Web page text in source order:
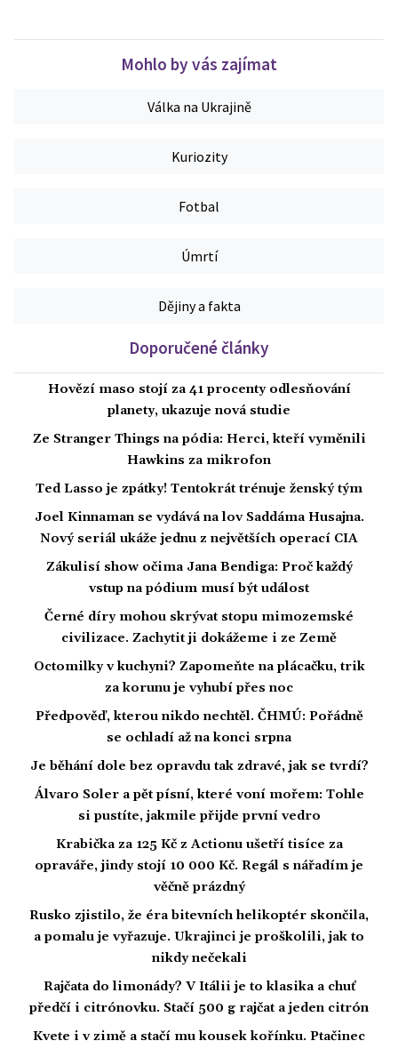
Mohlo by vás zajímat
Válka na Ukrajině
Kuriozity
Fotbal
Úmrtí
Dějiny a fakta
Doporučené články
Hovězí maso stojí za 41 procenty odlesňování
planety, ukazuje nová studie
Ze Stranger Things na pódia: Herci, kteří vyměnili
Hawkins za mikrofon
Ted Lasso je zpátky! Tentokrát trénuje ženský tým
Joel Kinnaman se vydává na lov Saddáma Husajna.
Nový seriál ukáže jednu z největších operací CIA
Zákulisí show očima Jana Bendiga: Proč každý
vstup na pódium musí být událost
Černé díry mohou skrývat stopu mimozemské
civilizace. Zachytit ji dokážeme i ze Země
Octomilky v kuchyni? Zapomeňte na plácačku, trik
za korunu je vyhubí přes noc
Předpověď, kterou nikdo nechtěl. ČHMÚ: Pořádně
se ochladí až na konci srpna
Je běhání dole bez opravdu tak zdravé, jak se tvrdí?
Álvaro Soler a pět písní, které voní mořem: Tohle
si pustíte, jakmile přijde první vedro
Krabička za 125 Kč z Actionu ušetří tisíce za
opraváře, jindy stojí 10 000 Kč. Regál s nářadím je
věčně prázdný
Rusko zjistilo, že éra bitevních helikoptér skončila,
a pomalu je vyřazuje. Ukrajinci je proškolili, jak to
nikdy nečekali
Rajčata do limonády? V Itálii je to klasika a chuť
předčí i citrónovku. Stačí 500 g rajčat a jeden citrón
Kvete i v zimě a stačí mu kousek kořínku. Ptačinec